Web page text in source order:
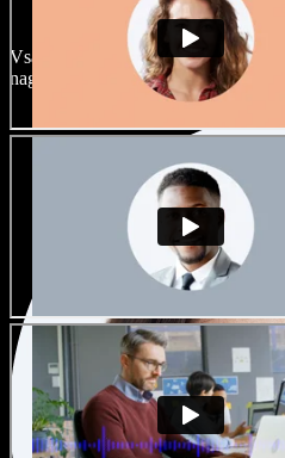
Vsak projekt je unikaten. Izbirajte
naglasov ter jih prilagodite po svoje.